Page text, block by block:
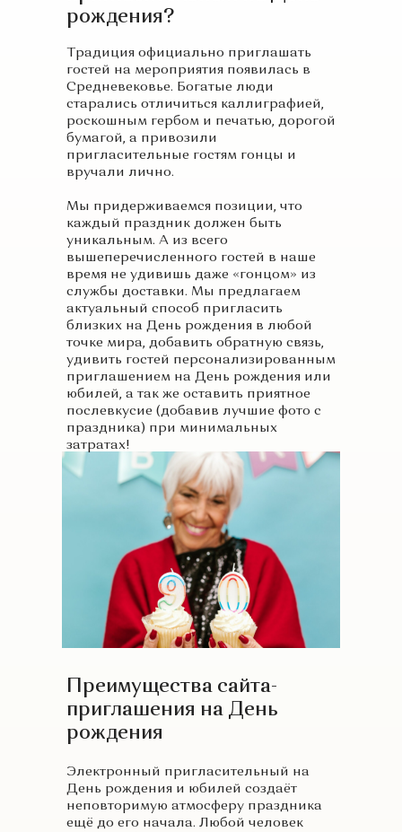
рождения?
Традиция официально приглашать
гостей на мероприятия появилась в
Средневековье. Богатые люди
старались отличиться каллиграфией,
роскошным гербом и печатью, дорогой
бумагой, а привозили
пригласительные гостям гонцы и
вручали лично.
Мы придерживаемся позиции, что
каждый праздник должен быть
уникальным. А из всего
вышеперечисленного гостей в наше
время не удивишь даже «гонцом» из
службы доставки. Мы предлагаем
актуальный способ пригласить
близких на День рождения в любой
точке мира, добавить обратную связь,
удивить гостей персонализированным
приглашением на День рождения или
юбилей, а так же оставить приятное
послевкусие (добавив лучшие фото с
праздника) при минимальных
затратах!
Преимущества сайта-
приглашения на День
рождения
Электронный пригласительный на
День рождения и юбилей создаёт
неповторимую атмосферу праздника
ещё до его начала. Любой человек